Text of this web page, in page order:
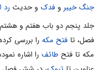
جنگ خیبر و فدک و حدیث
فصل، تا فتح مکه
مکه تا فتح طائف را اشاره